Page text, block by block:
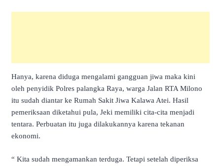
Hanya, karena diduga mengalami gangguan jiwa maka kini
oleh penyidik Polres palangka Raya, warga Jalan RTA Milono
itu sudah diantar ke Rumah Sakit Jiwa Kalawa Atei. Hasil
pemeriksaan diketahui pula, Jeki memiliki cita-cita menjadi
tentara. Perbuatan itu juga dilakukannya karena tekanan
ekonomi.
“ Kita sudah mengamankan terduga. Tetapi setelah diperiksa